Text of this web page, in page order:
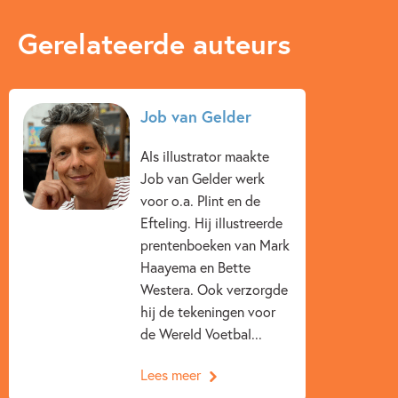
leuk en gaan ze zelfstandig aan de slag. In het opzoekboek
kunnen ze hun antwoorden controleren en extra uitleg
Het lesmateriaal wordt jaarlijks geactualiseerd en sluit aan
bij actuele verkeersthema’s en nieuwe wetgeving, zodat je
leerlingen altijd met de meest recente informatie werken.
Aantal pagina's: 32
Verschijningsdatum:
Kenmerken van dit boek
12+ jaar 9 – 12 jaar
Doeboeken
Job van Gelder
Gerelateerde auteurs
Job van Gelder
Als illustrator maakte
Job van Gelder werk
voor o.a. Plint en de
Efteling. Hij illustreerde
prentenboeken van Mark
Haayema en Bette
Westera. Ook verzorgde
hij de tekeningen voor
de Wereld Voetbal...
Lees meer